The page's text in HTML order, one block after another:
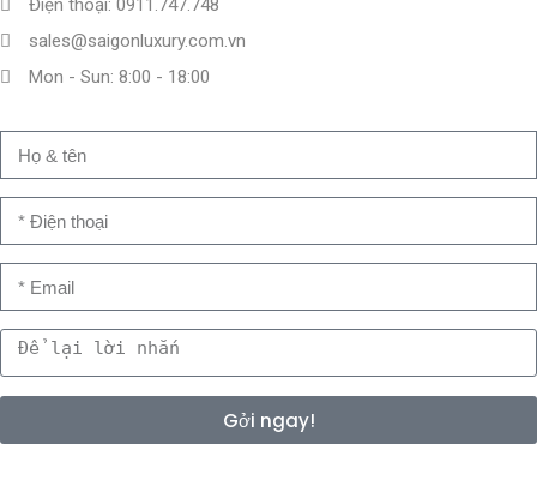
Điện thoại: 0911.747.748
sales@saigonluxury.com.vn
Mon - Sun: 8:00 - 18:00
Gởi ngay!